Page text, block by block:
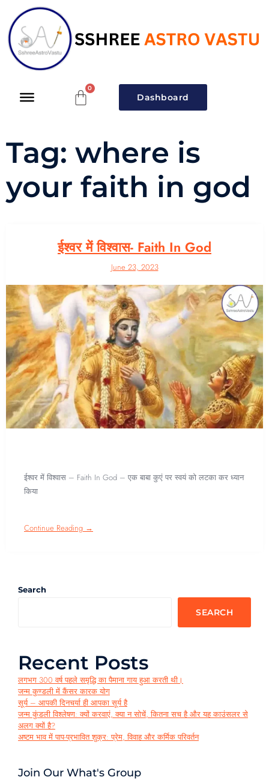
Dashboard
Tag: where is
your faith in god
ईश्वर में विश्वास- Faith In God
June 23, 2023
ईश्वर में विश्वास – Faith In God – एक बाबा कुएं पर स्वयं को लटका कर ध्यान
किया
Continue Reading →
Search
SEARCH
Recent Posts
लगभग 300 वर्ष पहले समृद्धि का पैमाना गाय हुआ करती थी।
जन्म कुण्डली में कैंसर कारक योग
सूर्य – आपकी दिनचर्या ही आपका सूर्य है
जन्म कुंडली विश्लेषण: क्यों करवाएं, क्या न सोचें, कितना सच है और यह काउंसलर से
अलग क्यों है?
अष्टम भाव में पाप-प्रभावित शुक्र: प्रेम, विवाह और कर्मिक परिवर्तन
Join Our What's Group